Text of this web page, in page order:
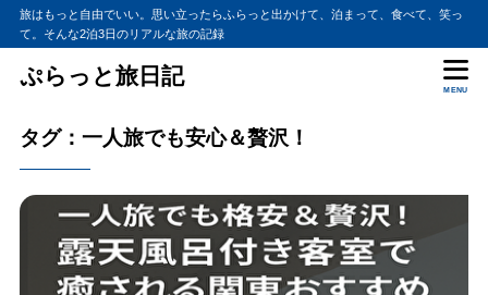
旅はもっと自由でいい。思い立ったらふらっと出かけて、泊まって、食べて、笑っ
て。そんな2泊3日のリアルな旅の記録
ぷらっと旅日記
MENU
タグ：一人旅でも安心＆贅沢！